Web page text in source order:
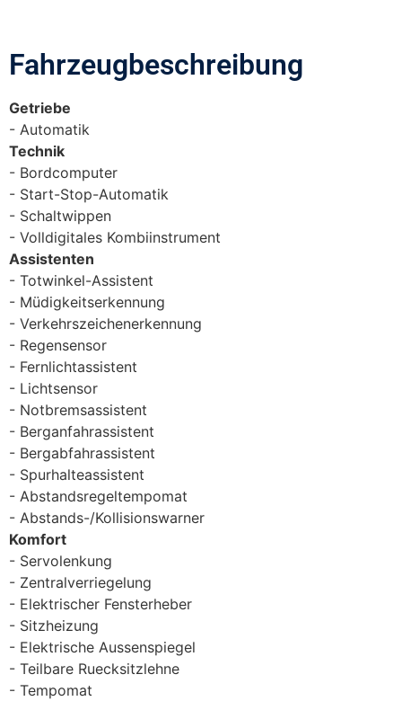
Fahrzeugbeschreibung​
Getriebe
Automatik
Technik
Bordcomputer
Start-Stop-Automatik
Schaltwippen
Volldigitales Kombiinstrument
Assistenten
Totwinkel-Assistent
Müdigkeitserkennung
Verkehrszeichenerkennung
Regensensor
Fernlichtassistent
Lichtsensor
Notbremsassistent
Berganfahrassistent
Bergabfahrassistent
Spurhalteassistent
Abstandsregeltempomat
Abstands-/Kollisionswarner
Komfort
Servolenkung
Zentralverriegelung
Elektrischer Fensterheber
Sitzheizung
Elektrische Aussenspiegel
Teilbare Ruecksitzlehne
Tempomat